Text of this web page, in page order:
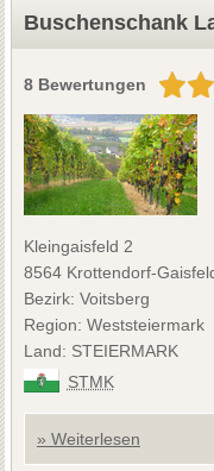
Buschenschank
8 Bewertungen
Kleingaisfeld 2
8564 Krottendorf-
Bezirk: Voitsberg
Region: Weststeiermark
Land: STEIERMARK
STMK
» Weiterlesen